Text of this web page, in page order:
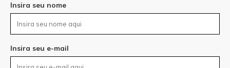
Insira seu nome
Insira seu e-mail